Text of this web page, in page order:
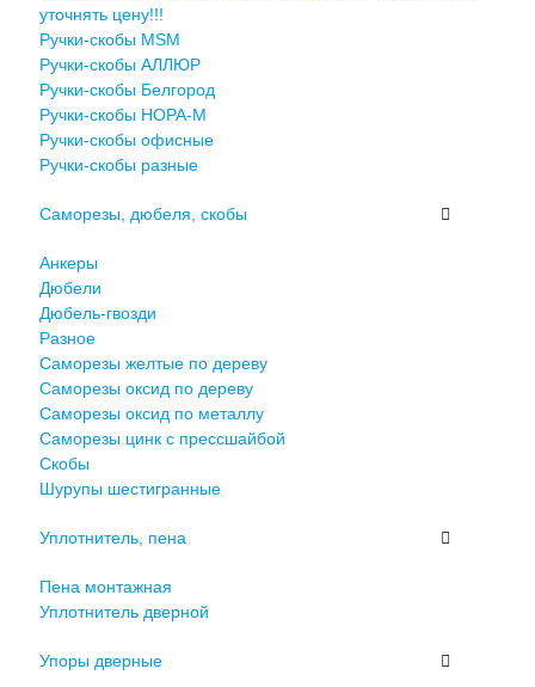
уточнять цену!!!
Ручки-скобы MSM
Ручки-скобы АЛЛЮР
Ручки-скобы Белгород
Ручки-скобы НОРА-М
Ручки-скобы офисные
Ручки-скобы разные
Саморезы, дюбеля, скобы
Анкеры
Дюбели
Дюбель-гвозди
Разное
Саморезы желтые по дереву
Саморезы оксид по дереву
Саморезы оксид по металлу
Саморезы цинк с прессшайбой
Скобы
Шурупы шестигранные
Уплотнитель, пена
Пена монтажная
Уплотнитель дверной
Упоры дверные